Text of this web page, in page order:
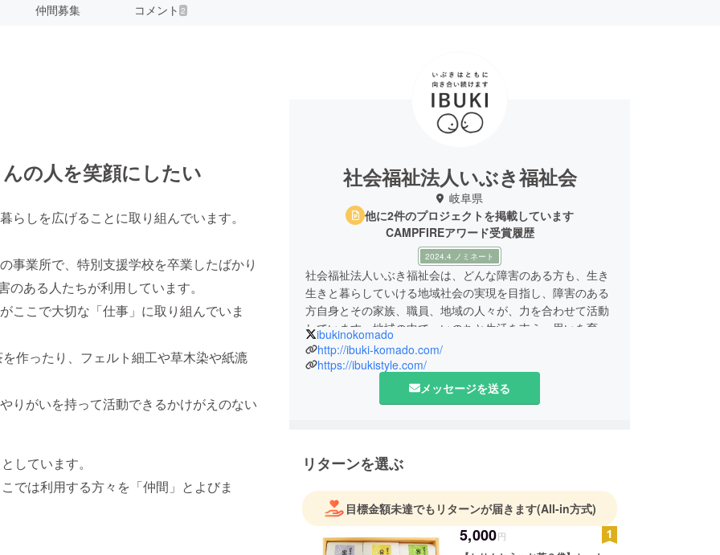
仲間募集 コメント 2
の人を笑顔にしたい
しを広げることに取り組んでいます。
事業所で、特別支援学校を卒業したばかり
ある人たちが利用しています。
ここで大切な「仕事」に取り組んでいま
作ったり、フェルト細工や草木染や紙漉
りがいを持って活動できるかけがえのない
しています。
では利用する方々を「仲間」とよびま
社会福祉法人いぶき福祉会
岐阜県
他に2件のプロジェクトを掲載しています
CAMPFIREアワード受賞履歴
2024.4 ノミネート
社会福祉法人いぶき福祉会は、どんな障害のある方も、生き
生きと暮らしていける地域社会の実現を目指し、障害のある
方自身とその家族、職員、地域の人々が、力を合わせて活動
しています。地域の中で、いのちと生活を支え、思いを育
み・役割を作り、つながり・価値を作る活動をしています。
誕生したのは1995年。今では150名を超える障害のある人た
ちが利用しています。
ibukinokomado
http://ibuki-komado.com/
https://ibukistyle.com/
メッセージを送る
リターンを選ぶ
目標金額未達でもリターンが届きます(All-in方式)
5,000円